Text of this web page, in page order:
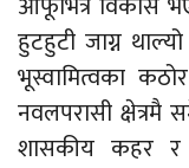
हुटहुटी जाग्न
भूस्वामित्वका
नवलपरासी क्षेत्रमै
शासकीय कहर र